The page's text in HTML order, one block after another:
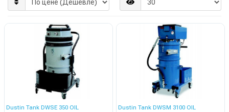
Dustin Tank DWSE 350 OIL Dustin Tank DWSM 3100 OIL